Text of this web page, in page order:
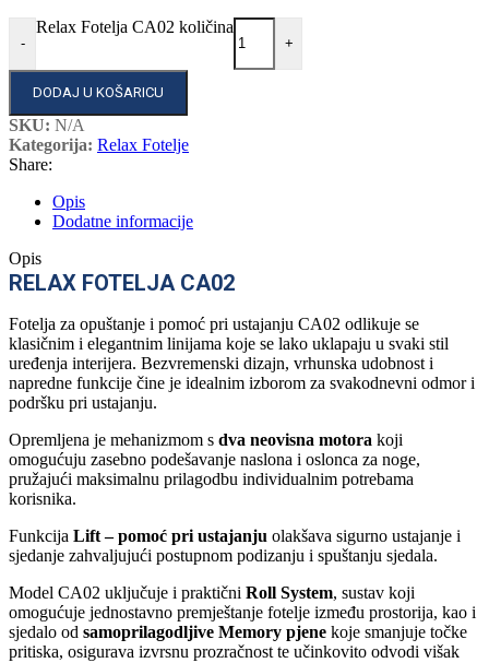
-
Relax Fotelja CA02 količina
+
DODAJ U KOŠARICU
SKU: N/A
Kategorija: Relax Fotelje
Share:
Opis
Dodatne informacije
Opis
RELAX FOTELJA CA02
Fotelja za opuštanje i pomoć pri ustajanju CA02 odlikuje se
klasičnim i elegantnim linijama koje se lako uklapaju u svaki stil
uređenja interijera. Bezvremenski dizajn, vrhunska udobnost i
napredne funkcije čine je idealnim izborom za svakodnevni odmor i
podršku pri ustajanju.
Opremljena je mehanizmom s dva neovisna motora koji
omogućuju zasebno podešavanje naslona i oslonca za noge,
pružajući maksimalnu prilagodbu individualnim potrebama
korisnika.
Funkcija Lift – pomoć pri ustajanju olakšava sigurno ustajanje i
sjedanje zahvaljujući postupnom podizanju i spuštanju sjedala.
Model CA02 uključuje i praktični Roll System, sustav koji
omogućuje jednostavno premještanje fotelje između prostorija, kao i
sjedalo od samoprilagodljive Memory pjene koje smanjuje točke
pritiska, osigurava izvrsnu prozračnost te učinkovito odvodi višak